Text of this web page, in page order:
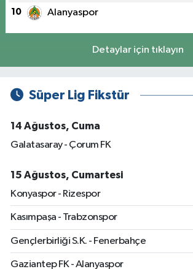
10 Alanyaspor
Detaylar için tıklayın
Süper Lig Fikstür
14 Ağustos, Cuma
Galatasaray - Çorum FK
15 Ağustos, Cumartesi
Konyaspor - Rizespor
Kasımpaşa - Trabzonspor
Gençlerbirliği S.K. - Fenerbahçe
Gaziantep FK - Alanyaspor